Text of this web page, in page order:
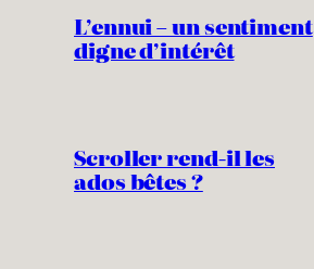
L’ennui – un sentiment
digne d’intérêt
Scroller rend-il les
ados bêtes ?